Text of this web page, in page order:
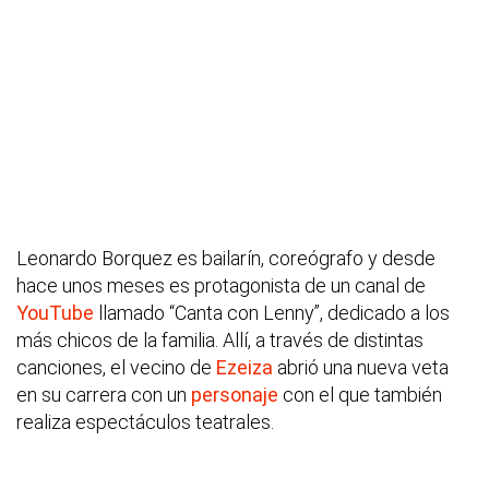
Leonardo Borquez es bailarín, coreógrafo y desde
hace unos meses es protagonista de un canal de
YouTube llamado “Canta con Lenny”, dedicado a los
más chicos de la familia. Allí, a través de distintas
canciones, el vecino de Ezeiza abrió una nueva veta
en su carrera con un personaje con el que también
realiza espectáculos teatrales.